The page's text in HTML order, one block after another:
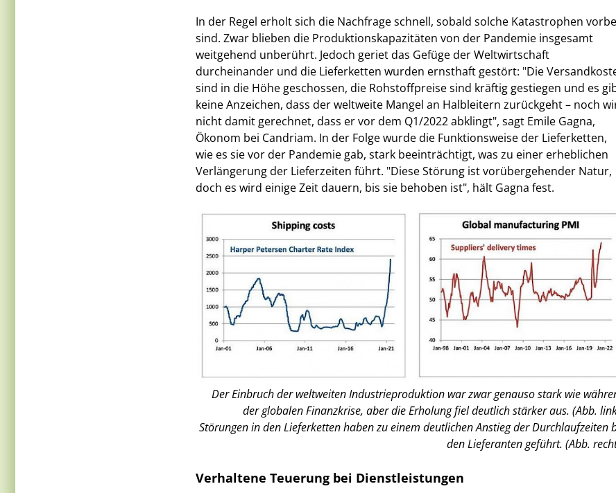
In der Regel erholt sich die Nachfrage schnell, sobald solche Katastrophen
sind. Zwar blieben die Produktionskapazitäten von der Pandemie insgesamt
weitgehend unberührt. Jedoch geriet das Gefüge der Weltwirtschaft
durcheinander und die Lieferketten wurden ernsthaft gestört: "Die
sind in die Höhe geschossen, die Rohstoffpreise sind kräftig gestiegen und es
keine Anzeichen, dass der weltweite Mangel an Halbleitern zurückgeht – noch
nicht damit gerechnet, dass er vor dem Q1/2022 abklingt", sagt Emile Gagna,
Ökonom bei Candriam. In der Folge wurde die Funktionsweise der Lieferketten,
wie es sie vor der Pandemie gab, stark beeinträchtigt, was zu einer erheblichen
Verlängerung der Lieferzeiten führt. "Diese Störung ist vorübergehender Natur,
doch es wird einige Zeit dauern, bis sie behoben ist", hält Gagna fest.
Der Einbruch der weltweiten Industrieproduktion war zwar genauso stark wie
der globalen Finanzkrise, aber die Erholung fiel deutlich stärker aus. (Abb.
Störungen in den Lieferketten haben zu einem deutlichen Anstieg der Durchlaufzeiten
den Lieferanten geführt. (Abb.
Verhaltene Teuerung bei Dienstleistungen